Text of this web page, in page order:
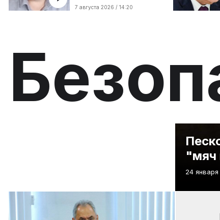
7 августа 2026 / 14:20
"мяч
24